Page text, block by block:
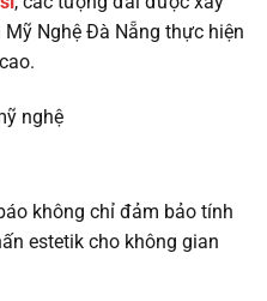
Nghệ Đà Nẵng thực hiện
nghệ
không chỉ đảm bảo tính
estetik cho không gian